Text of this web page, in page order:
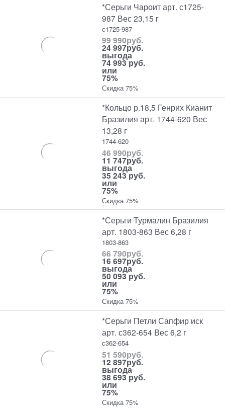
*Серьги Чароит арт. с1725-
987 Вес 23,15 г
с1725-987
99 990руб.
24 997руб.
выгода
74 993 руб.
или
75%
Скидка 75%
*Кольцо р.18,5 Генрих Кианит
Бразилия арт. 1744-620 Вес
13,28 г
1744-620
46 990руб.
11 747руб.
выгода
35 243 руб.
или
75%
Скидка 75%
*Серьги Турмалин Бразилия
арт. 1803-863 Вес 6,28 г
1803-863
66 790руб.
16 697руб.
выгода
50 093 руб.
или
75%
Скидка 75%
*Серьги Петли Сапфир иск
арт. с362-654 Вес 6,2 г
с362-654
51 590руб.
12 897руб.
выгода
38 693 руб.
или
75%
Скидка 75%